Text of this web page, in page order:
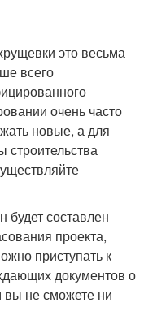
это весьма
всего
очень часто
новые, а для
строительства
будет составлен
проекта,
приступать к
документов о
не сможете ни